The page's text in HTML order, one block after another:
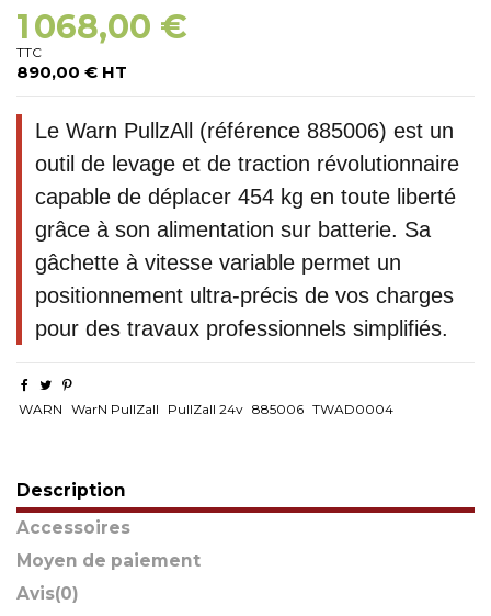
1 068,00 €
TTC
890,00 € HT
Le Warn PullzAll (référence 885006) est un
outil de levage et de traction révolutionnaire
capable de déplacer 454 kg en toute liberté
grâce à son alimentation sur batterie. Sa
gâchette à vitesse variable permet un
positionnement ultra-précis de vos charges
pour des travaux professionnels simplifiés.
WARN WarN PullZall PullZall 24v 885006 TWAD0004
Description
Accessoires
Moyen de paiement
Avis(0)